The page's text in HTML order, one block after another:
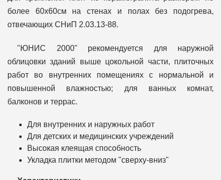
более 60x60см на стенах и полах без подогрева,
отвечающих СНиП 2.03.13-88.
"ЮНИС 2000" рекомендуется для наружной
облицовки зданий выше цокольной части, плиточных
работ во внутренних помещениях с нормальной и
повышенной влажностью; для ванных комнат,
балконов и террас.
Для внутренних и наружных работ
Для детских и медицинских учреждений
Высокая клеящая способность
Укладка плитки методом "сверху-вниз"